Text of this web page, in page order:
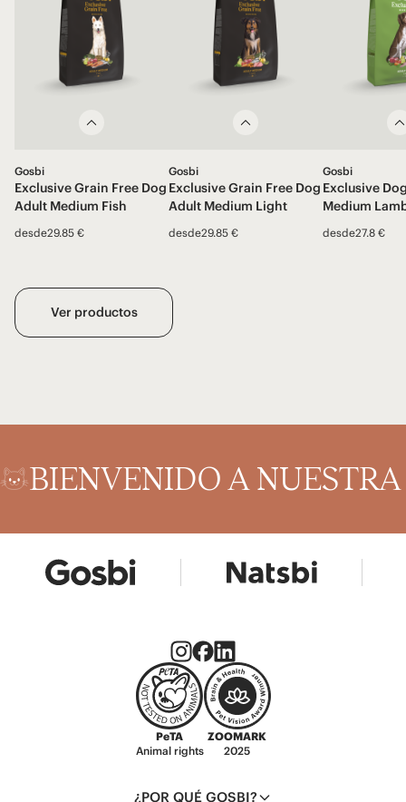
Gosbi
Exclusive Grain Free Dog
Adult Medium Fish
desde29.85 €
Gosbi
Exclusive Grain Free Dog
Adult Medium Light
desde29.85 €
Gosbi
Exclusive
Medium
desde27.8 €
Ver productos
BIENVENIDO A
PeTA
Animal rights
ZOOMARK
2025
¿POR QUÉ GOSBI?